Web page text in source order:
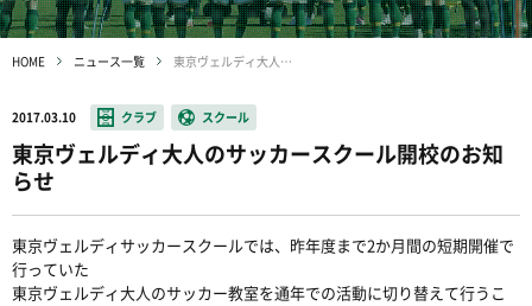
HOME ニュース一覧 東京ヴェルディ大人のサッカースクール開校のお知らせ
2017.03.10 クラブ スクール
東京ヴェルディ大人のサッカースクール開校のお知
らせ
東京ヴェルディサッカースクールでは、昨年度まで2か月間の短期開催で
行っていた
東京ヴェルディ大人のサッカー教室を通年での活動に切り替えて行うこ